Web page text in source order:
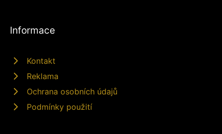
Informace
Kontakt
Reklama
Ochrana osobních údajů
Podmínky použití